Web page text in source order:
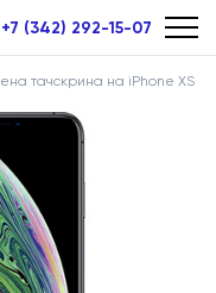
+7 (342) 292-15-07
тачскрина на iPhone XS